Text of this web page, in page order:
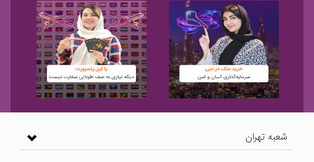
شعبه تهران